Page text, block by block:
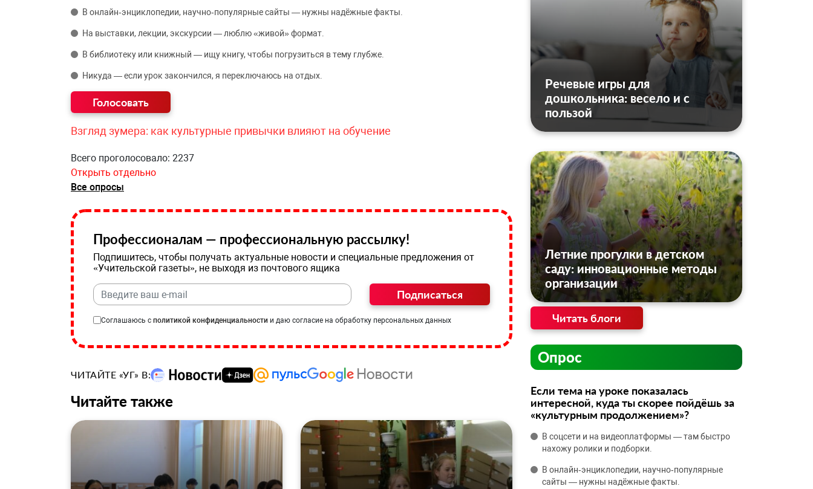
В онлайн‑энциклопедии, научно‑популярные сайты — нужны надёжные факты.
На выставки, лекции, экскурсии — люблю «живой» формат.
В библиотеку или книжный — ищу книгу, чтобы погрузиться в тему глубже.
Никуда — если урок закончился, я переключаюсь на отдых.
Взгляд зумера: как культурные привычки влияют на обучение
Всего проголосовало: 2237
Открыть отдельно
Все опросы
Профессионалам — профессиональную рассылку!
Подпишитесь, чтобы получать актуальные новости и специальные предложения от
«Учительской газеты», не выходя из почтового ящика
Подписаться
Соглашаюсь с политикой конфиденциальности и даю согласие на обработку персональных данных
ЧИТАЙТЕ «УГ» В:
Читайте также
Речевые игры для
дошкольника: весело и с
пользой
Летние прогулки в детском
саду: инновационные методы
организации
Читать блоги
Опрос
Если тема на уроке показалась
интересной, куда ты скорее пойдёшь за
«культурным продолжением»?
В соцсети и на видеоплатформы — там быстро
нахожу ролики и подборки.
В онлайн‑энциклопедии, научно‑популярные
сайты — нужны надёжные факты.